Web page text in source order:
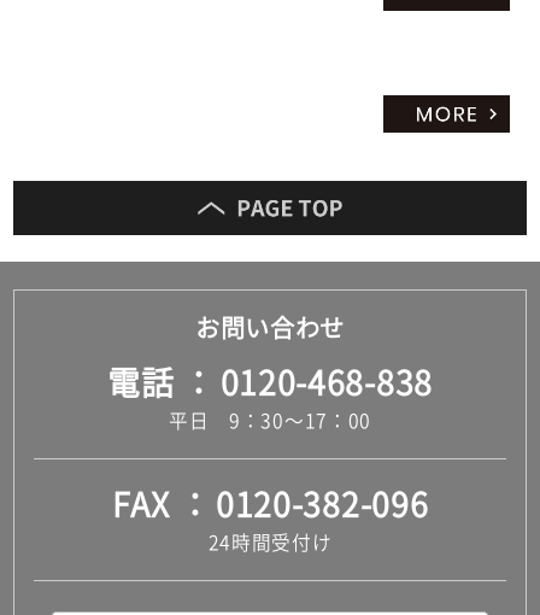
お問い合わせ
電話 0120-468-838
平日 9：30～17：00
FAX 0120-382-096
24時間受付け